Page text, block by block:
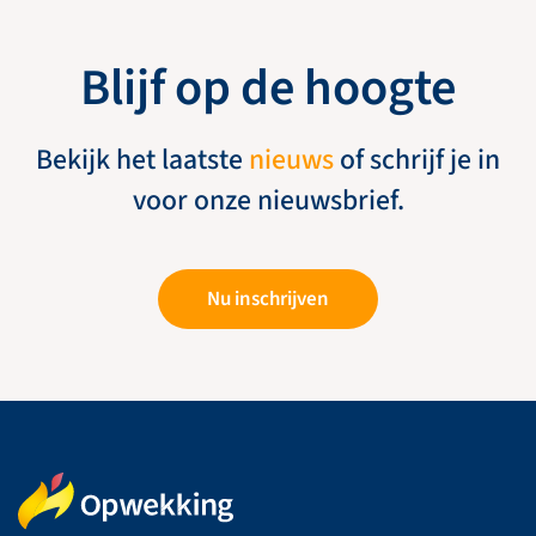
Blijf op de hoogte
Bekijk het laatste nieuwsof schrijf je in
voor onze nieuwsbrief.
Nu inschrijven